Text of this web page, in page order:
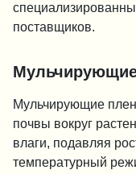
поставщиков.
Мульчирующие
почвы вокруг
влаги, подавляя
температурный